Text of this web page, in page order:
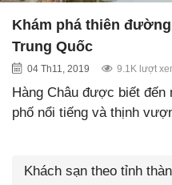
Khám phá thiên
Trung Quốc
04 Th11, 2019 9.1K lượt
Hàng Châu được biết
phố nổi tiếng và thịnh
Khách sạn theo tỉnh